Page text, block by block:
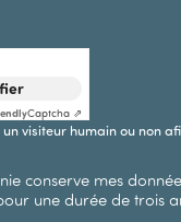
Captcha ⇗
visiteur humain ou non
conserve mes
une durée de trois